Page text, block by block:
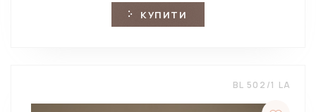
КУПИТИ
BL 502/1 LA